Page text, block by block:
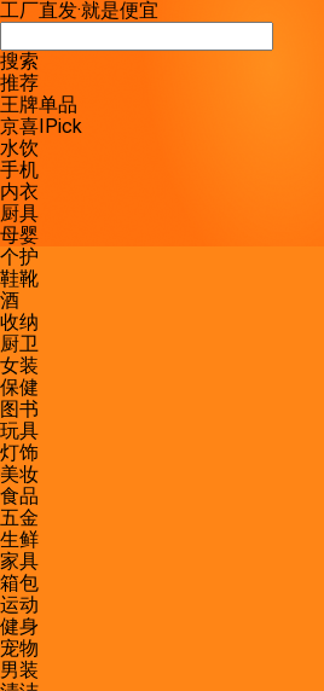
工厂直发·就是便宜
搜索
推荐
王牌单品
京喜IPick
水饮
手机
内衣
厨具
母婴
个护
鞋靴
酒
收纳
厨卫
女装
保健
图书
玩具
灯饰
美妆
食品
五金
生鲜
家具
箱包
运动
健身
宠物
男装